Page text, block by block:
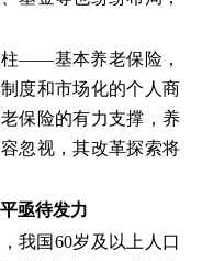
——基本养老保险，
度和市场化的个人商
保险的有力支撑，养
忽视，其改革探索将
亟待发力
我国60岁及以上人口